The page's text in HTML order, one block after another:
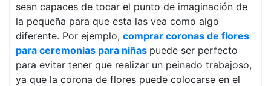
sean capaces de tocar el punto de imaginación de
la pequeña para que esta las vea como algo
diferente. Por ejemplo, comprar coronas de flores
para ceremonias para niñas puede ser perfecto
para evitar tener que realizar un peinado trabajoso,
ya que la corona de flores puede colocarse en el